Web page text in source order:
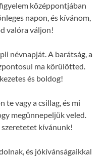
középpontjában
napon, és kívánom,
valóra váljon!
névnapját. A barátság, a
ma körülötted.
és boldog!
te vagy a csillag, és mi
megünnepeljük veled.
szeretetet kívánunk!
és jókívánságaikkal